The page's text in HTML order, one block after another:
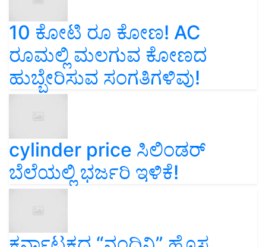
10 ಕೋಟಿ ರೂ ಕೋಣ! AC
ರೂಮಲ್ಲಿ ಮಲಗುವ ಕೋಣದ
ಹುಬ್ಬೇರಿಸುವ ಸಂಗತಿಗಳಿವು!
cylinder price ಸಿಲಿಂಡರ್‌
ಬೆಲೆಯಲ್ಲಿ ಭರ್ಜರಿ ಇಳಿಕೆ!